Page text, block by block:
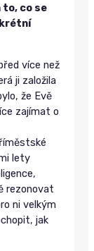
to, co se
více než
ji založila
že Evě
zajímat o
lety
rezonovat
ni velkým
jak